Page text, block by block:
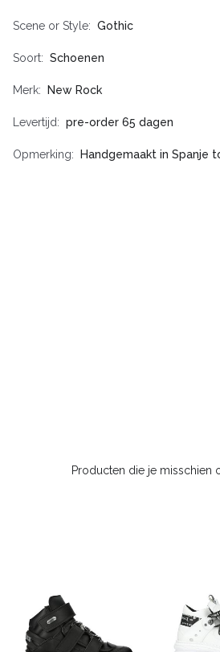
Scene or Style Gothic
Soort Schoenen
Merk New Rock
Levertijd pre-order 65 dagen
Opmerking Handgemaakt in Spanje
Producten die je misschien